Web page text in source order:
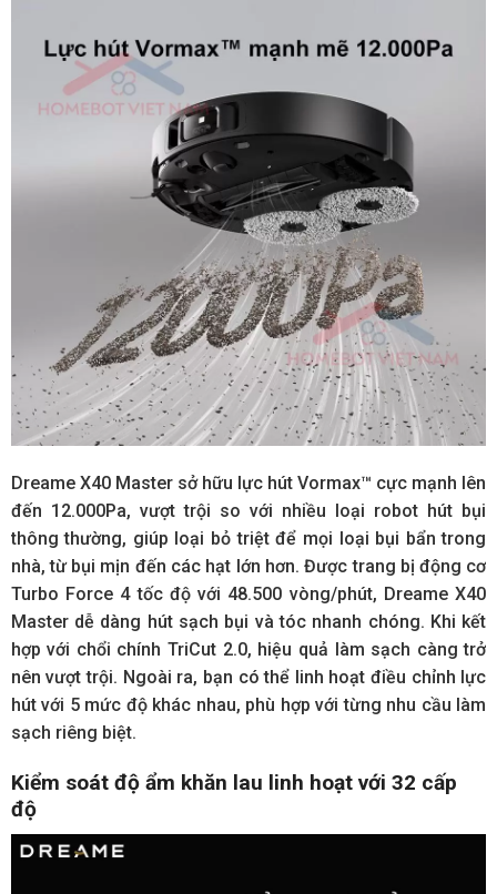
Dreame X40 Master sở hữu lực hút Vormax™ cực mạnh lên
đến 12.000Pa, vượt trội so với nhiều loại robot hút bụi
thông thường, giúp loại bỏ triệt để mọi loại bụi bẩn trong
nhà, từ bụi mịn đến các hạt lớn hơn. Được trang bị động cơ
Turbo Force 4 tốc độ với 48.500 vòng/phút, Dreame X40
Master dễ dàng hút sạch bụi và tóc nhanh chóng. Khi kết
hợp với chổi chính TriCut 2.0, hiệu quả làm sạch càng trở
nên vượt trội. Ngoài ra, bạn có thể linh hoạt điều chỉnh lực
hút với 5 mức độ khác nhau, phù hợp với từng nhu cầu làm
sạch riêng biệt.
Kiểm soát độ ẩm khăn lau linh hoạt với 32 cấp
độ